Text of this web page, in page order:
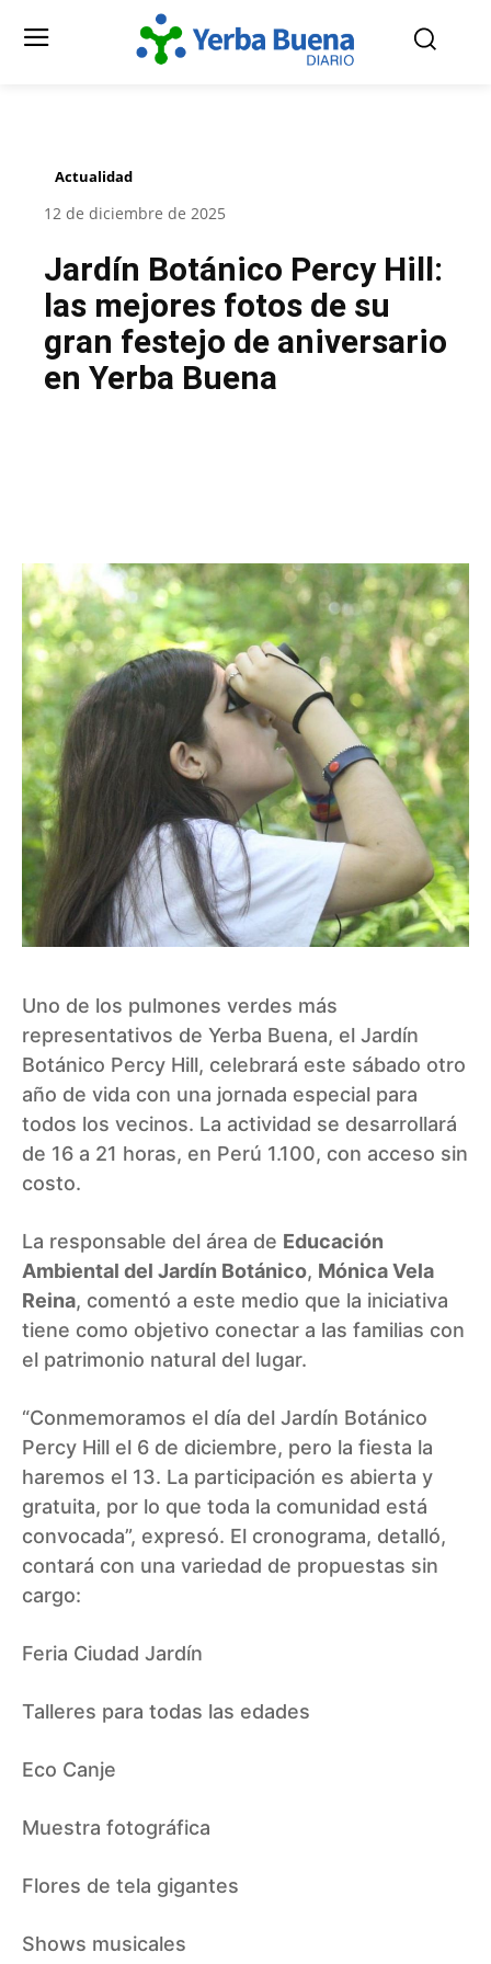
Actualidad
12 de diciembre de 2025
Jardín Botánico Percy Hill:
las mejores fotos de su
gran festejo de aniversario
en Yerba Buena
Uno de los pulmones verdes más
representativos de Yerba Buena, el Jardín
Botánico Percy Hill, celebrará este sábado otro
año de vida con una jornada especial para
todos los vecinos. La actividad se desarrollará
de 16 a 21 horas, en Perú 1.100, con acceso sin
costo.
La responsable del área de Educación
Ambiental del Jardín Botánico, Mónica Vela
Reina, comentó a este medio que la iniciativa
tiene como objetivo conectar a las familias con
el patrimonio natural del lugar.
“Conmemoramos el día del Jardín Botánico
Percy Hill el 6 de diciembre, pero la fiesta la
haremos el 13. La participación es abierta y
gratuita, por lo que toda la comunidad está
convocada”, expresó. El cronograma, detalló,
contará con una variedad de propuestas sin
cargo:
Feria Ciudad Jardín
Talleres para todas las edades
Eco Canje
Muestra fotográfica
Flores de tela gigantes
Shows musicales